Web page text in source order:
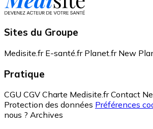
Sites du Groupe
Medisite.fr E-santé.fr Planet.fr New
Pratique
CGU CGV Charte Medisite.fr Contact
Protection des données Préférences
nous ? Archives